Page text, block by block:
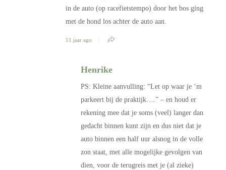
in de auto (op racefietstempo) door het bos ging
met de hond los achter de auto aan.
11 jaar ago
Henrike
PS: Kleine aanvulling: “Let op waar je ‘m
parkeert bij de praktijk….” – en houd er
rekening mee dat je soms (veel) langer dan
gedacht binnen kunt zijn en dus niet dat je
auto binnen een half uur alsnog in de volle
zon staat, met alle mogelijke gevolgen van
dien, voor de terugreis met je (al zieke)